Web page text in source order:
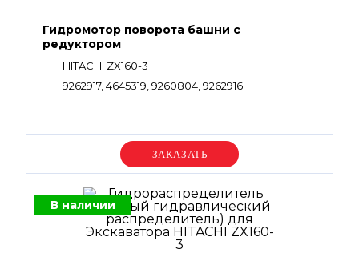
Гидромотор поворота башни с
редуктором
HITACHI ZX160-3
9262917, 4645319, 9260804, 9262916
Уточняйте цену
В наличии